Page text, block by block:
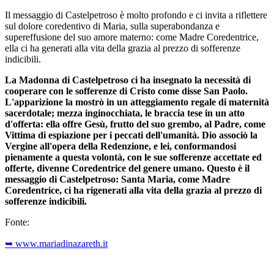
Il messaggio di Castelpetroso è molto profondo e ci invita a riflettere
sul dolore coredentivo di Maria, sulla superabondanza e
supereffusione del suo amore materno: come Madre Coredentrice,
ella ci ha generati alla vita della grazia al prezzo di sofferenze
indicibili.
La Madonna di Castelpetroso ci ha insegnato la necessità di
cooperare con le sofferenze di Cristo come disse San Paolo.
L'apparizione la mostrò in un atteggiamento regale di maternità
sacerdotale; mezza inginocchiata, le braccia tese in un atto
d'offerta: ella offre Gesù, frutto del suo grembo, al Padre, come
Vittima di espiazione per i peccati dell'umanità. Dio associò la
Vergine all'opera della Redenzione, e lei, conformandosi
pienamente a questa volontà, con le sue sofferenze accettate ed
offerte, divenne Coredentrice del genere umano. Questo è il
messaggio di Castelpetroso: Santa Maria, come Madre
Coredentrice, ci ha rigenerati alla vita della grazia al prezzo di
sofferenze indicibili.
Fonte:
➥ www.mariadinazareth.it